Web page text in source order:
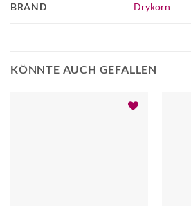
BRAND Drykorn
KÖNNTE AUCH GEFALLEN